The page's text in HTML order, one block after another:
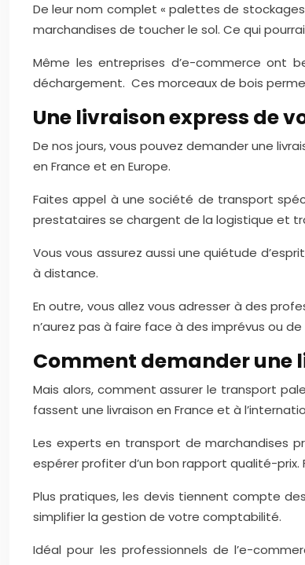
De leur nom complet « palettes de
marchandises de toucher le sol. Ce qui
Même les entreprises d’e-commerce ont
déchargement. Ces morceaux de bois
Une livraison express de
De nos jours, vous pouvez demander une
en France et en Europe.
Faites appel à une société de transport
prestataires se chargent de la logistique et
Vous vous assurez aussi une quiétude
à distance.
En outre, vous allez vous adresser à des
n’aurez pas à faire face à des imprévus ou
Comment demander une
Mais alors, comment assurer le transport
fassent une livraison en France et à
Les experts en transport de marchandises
espérer profiter d’un bon rapport qualité-
Plus pratiques, les devis tiennent compte
simplifier la gestion de votre comptabilité.
Idéal pour les professionnels de l’e-